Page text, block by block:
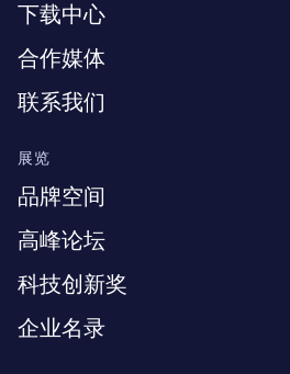
下载中心
合作媒体
联系我们
展览
品牌空间
高峰论坛
科技创新奖
企业名录